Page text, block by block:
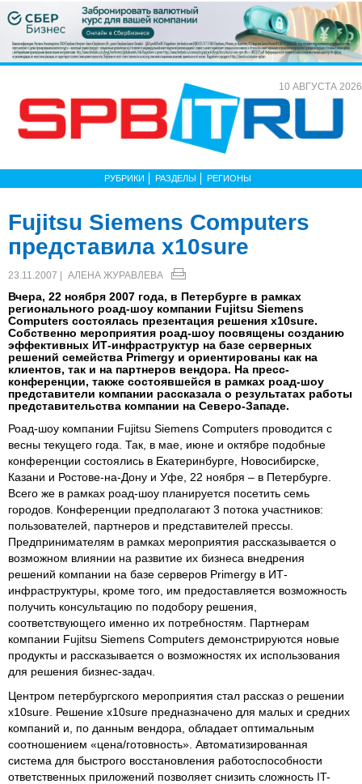
10 АВГУСТА 2026
РУБРИКИ РАЗДЕЛЫ РЕГИОНЫ
Fujitsu Siemens Computers
представила x10sure
23.11.2007 | АЛЕНА ЖУРАВЛЕВА
Вчера, 22 ноября 2007 года, в Петербурге в рамках
регионального роад-шоу компании Fujitsu Siemens
Computers состоялась презентация решения x10sure.
Собственно мероприятия роад-шоу посвящены созданию
эффективных ИТ-инфраструктур на базе серверных
решений семейства Primergy и ориентированы как на
клиентов, так и на партнеров вендора. На пресс-
конференции, также состоявшейся в рамках роад-шоу
представители компании рассказала о результатах работы
представительства компании на Северо-Западе.
Роад-шоу компании Fujitsu Siemens Computers проводится с
весны текущего года. Так, в мае, июне и октябре подобные
конференции состоялись в Екатеринбурге, Новосибирске,
Казани и Ростове-на-Дону и Уфе, 22 ноября – в Петербурге.
Всего же в рамках роад-шоу планируется посетить семь
городов. Конференции предполагают 3 потока участников:
пользователей, партнеров и представителей прессы.
Предпринимателям в рамках мероприятия рассказывается о
возможном влиянии на развитие их бизнеса внедрения
решений компании на базе серверов Primergy в ИТ-
инфраструктуры, кроме того, им предоставляется возможность
получить консультацию по подобору решения,
соответствующего именно их потребностям. Партнерам
компании Fujitsu Siemens Computers демонстрируются новые
продукты и рассказывается о возможностях их использования
для решения бизнес-задач.
Центром петербургского мероприятия стал рассказ о решении
x10sure. Решение x10sure предназначено для малых и средних
компаний и, по данным вендора, обладает оптимальным
соотношением «цена/готовность». Автоматизированная
система для быстрого восстановления работоспособности
ответственных приложений позволяет снизить сложность IT-